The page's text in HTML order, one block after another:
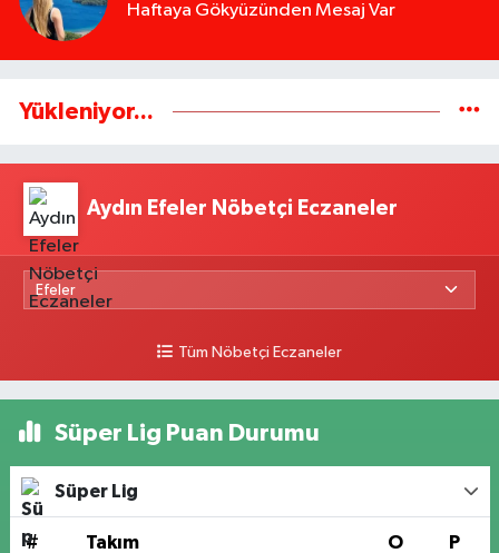
Haftaya Gökyüzünden Mesaj Var
Yükleniyor...
Aydın Efeler Nöbetçi Eczaneler
Tüm Nöbetçi Eczaneler
Süper Lig Puan Durumu
Süper Lig
# Takım O P